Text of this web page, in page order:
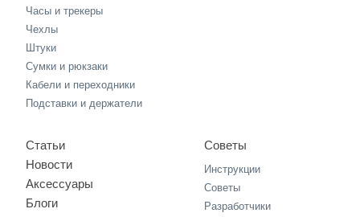
Часы и трекеры
Чехлы
Штуки
Сумки и рюкзаки
Кабели и переходники
Подставки и держатели
Статьи
Новости
Аксессуары
Блоги
Советы
Инструкции
Советы
Разработчики